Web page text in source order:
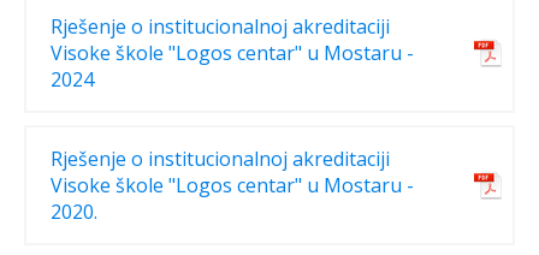
Rješenje o institucionalnoj akreditaciji
Visoke škole "Logos centar" u Mostaru -
2024
Rješenje o institucionalnoj akreditaciji
Visoke škole "Logos centar" u Mostaru -
2020.